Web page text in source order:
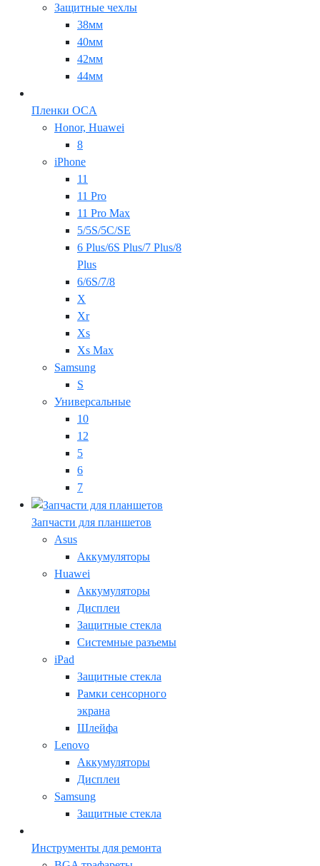
Защитные чехлы
38мм
40мм
42мм
44мм
Пленки OCA
Honor, Huawei
8
iPhone
11
11 Pro
11 Pro Max
5/5S/5C/SE
6 Plus/6S Plus/7 Plus/8
Plus
6/6S/7/8
X
Xr
Xs
Xs Max
Samsung
S
Универсальные
10
12
5
6
7
Запчасти для планшетов
Asus
Аккумуляторы
Huawei
Аккумуляторы
Дисплеи
Защитные стекла
Системные разъемы
iPad
Защитные стекла
Рамки сенсорного
экрана
Шлейфа
Lenovo
Аккумуляторы
Дисплеи
Samsung
Защитные стекла
Инструменты для ремонта